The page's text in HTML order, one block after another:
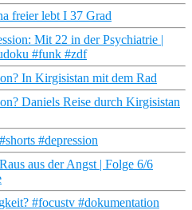
freier lebt I 37 Grad
Mit 22 in der Psychiatrie |
#funk #zdf
In Kirgisistan mit dem Rad
Daniels Reise durch Kirgisistan
#depression
aus der Angst | Folge 6/6
#focustv #dokumentation